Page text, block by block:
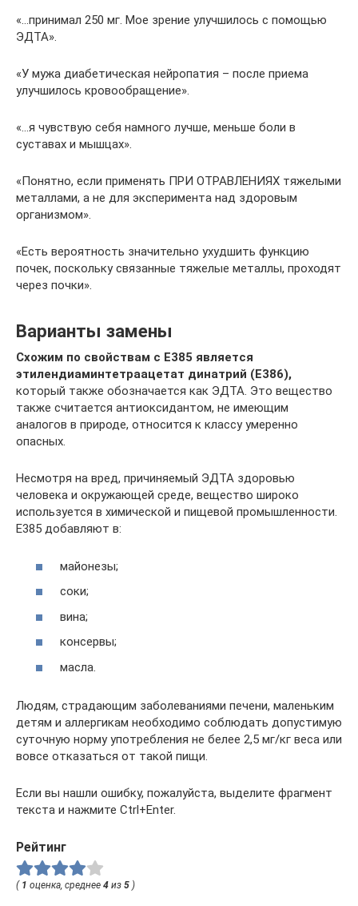
«…принимал 250 мг. Мое зрение улучшилось с помощью
ЭДТА».
«У мужа диабетическая нейропатия – после приема
улучшилось кровообращение».
«…я чувствую себя намного лучше, меньше боли в
суставах и мышцах».
«Понятно, если применять ПРИ ОТРАВЛЕНИЯХ тяжелыми
металлами, а не для эксперимента над здоровым
организмом».
«Есть вероятность значительно ухудшить функцию
почек, поскольку связанные тяжелые металлы, проходят
через почки».
Варианты замены
Схожим по свойствам с Е385 является
этилендиаминтетраацетат динатрий (Е386),
который также обозначается как ЭДТА. Это вещество
также считается антиоксидантом, не имеющим
аналогов в природе, относится к классу умеренно
опасных.
Несмотря на вред, причиняемый ЭДТА здоровью
человека и окружающей среде, вещество широко
используется в химической и пищевой промышленности.
Е385 добавляют в:
майонезы;
соки;
вина;
консервы;
масла.
Людям, страдающим заболеваниями печени, маленьким
детям и аллергикам необходимо соблюдать допустимую
суточную норму употребления не белее 2,5 мг/кг веса или
вовсе отказаться от такой пищи.
Если вы нашли ошибку, пожалуйста, выделите фрагмент
текста и нажмите Ctrl+Enter.
Рейтинг
( 1 оценка, среднее 4 из 5 )